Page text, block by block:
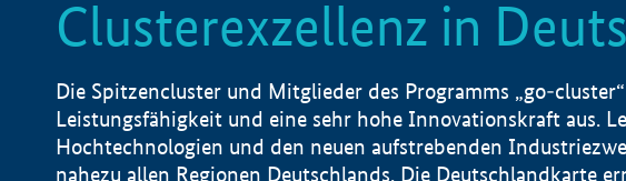
Clusterexzellenz in
Die Spitzencluster und Mitglieder des Programms „go-
Leistungsfähigkeit und eine sehr hohe Innovationskraft aus.
Hochtechnologien und den neuen aufstrebenden
nahezu allen Regionen Deutschlands. Die Deutschlandkarte